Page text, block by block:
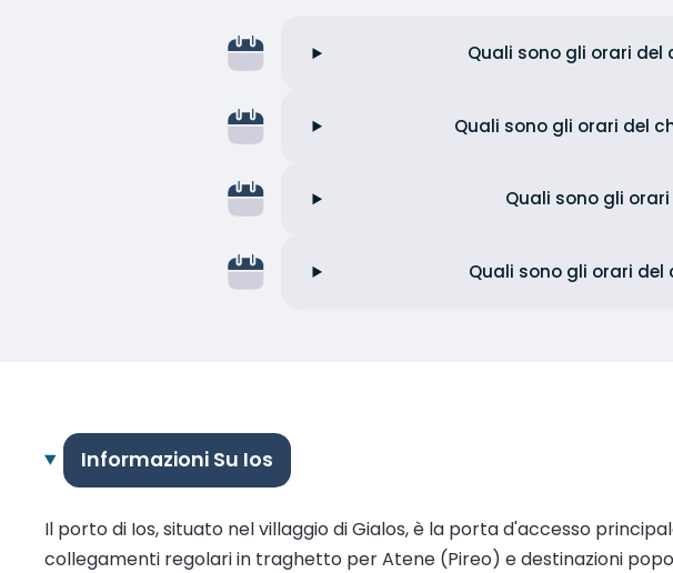
Quali sono gli orari del
Quali sono gli orari del
Quali sono gli
Quali sono gli orari
Informazioni Su Ios
Il porto di Ios, situato nel villaggio di Gialos, è la porta d'accesso
collegamenti regolari in traghetto per Atene (Pireo) e destinazioni